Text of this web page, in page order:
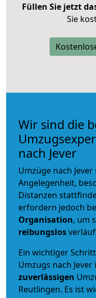
Füllen Sie jetzt
Sie
Wir sind die
nach Jever
Umzüge nach
Angelegenheit,
Distanzen
erfordern jedoch
Organisation, um
reibungslos
Ein wichtiger
Umzugs nach
zuverlässigen
Reutlingen. Es ist